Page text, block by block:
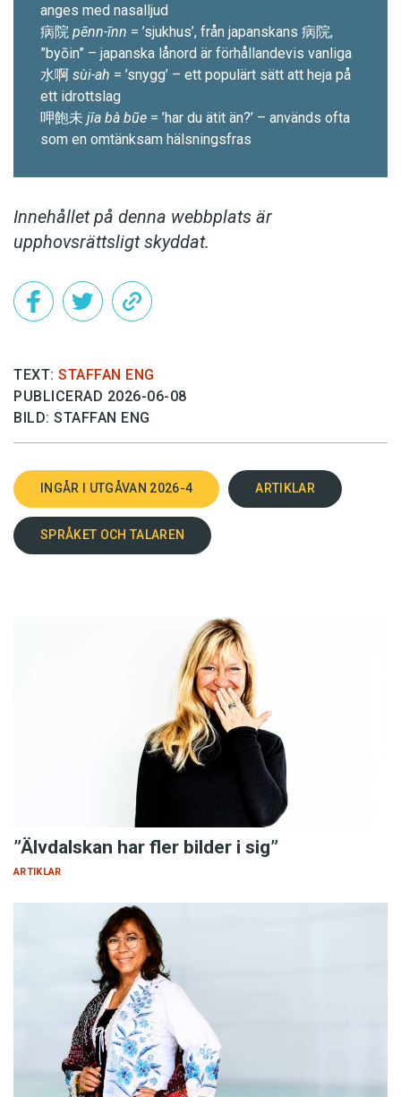
anges med nasalljud
病院 pēnn-īnn = ’sjukhus’, från japanskans 病院,
”byōin” – japanska lånord är för­hållandevis vanliga
水啊 sùi-ah = ’snygg’ – ett populärt sätt att heja på
ett idrottslag
呷飽未 jîa bà bũe = ’har du ätit än?’ – används ofta
som en omtänksam hälsningsfras
Innehållet på denna webbplats är
upphovsrättsligt skyddat.
TEXT: STAFFAN ENG
PUBLICERAD 2026-06-08
BILD: STAFFAN ENG
INGÅR I UTGÅVAN 2026-4 ARTIKLAR
SPRÅKET OCH TALAREN
”Älvdalskan har fler bilder i sig”
ARTIKLAR